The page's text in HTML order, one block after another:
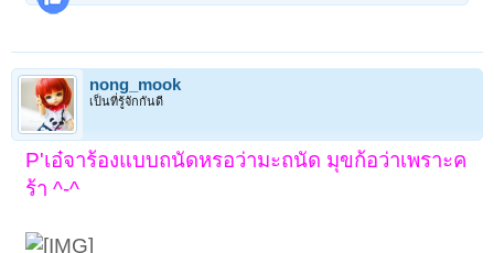
nong_mook
เป็นที่รู้จักกันดี
P'เอ๋จาร้องแบบถนัดหรอว่ามะถนัด มุขก้อว่าเพราะค
ร้า ^-^